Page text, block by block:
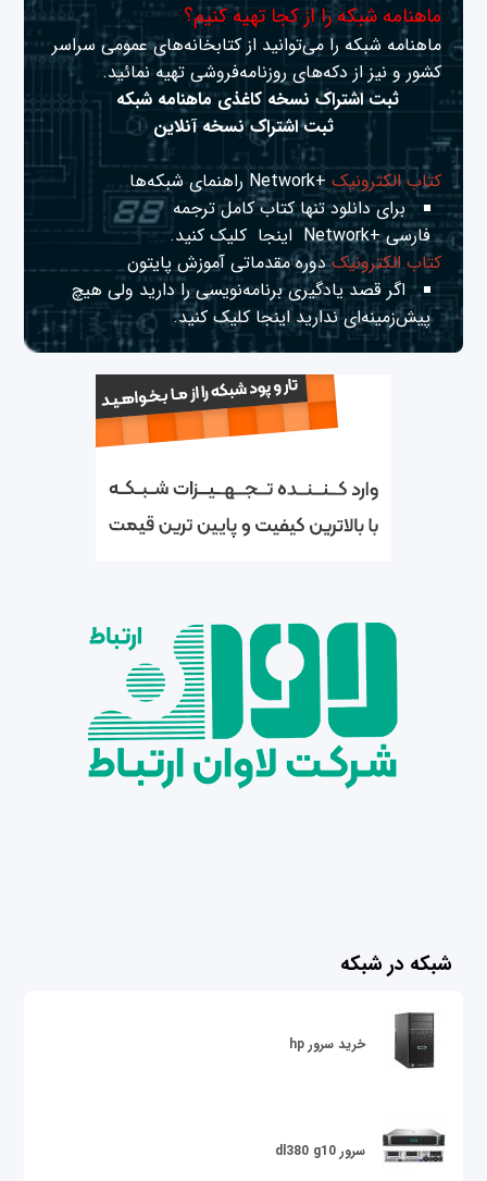
ماهنامه شبکه را از کجا تهیه کنیم؟
ماهنامه شبکه را می‌توانید از کتابخانه‌های عمومی سراسر
کشور و نیز از دکه‌های روزنامه‌فروشی تهیه نمائید.
ثبت اشتراک نسخه کاغذی ماهنامه شبکه
ثبت اشتراک نسخه آنلاین
کتاب الکترونیک+Network راهنمای شبکه‌ها
برای دانلود تنها کتاب کامل ترجمه
فارسی +Network
اینجا کلیک کنید.
کتاب الکترونیکدوره مقدماتی آموزش پایتون
اگر قصد یادگیری برنامه‌نویسی را دارید ولی هیچ
پیش‌زمینه‌ای نداریداینجا کلیک کنید.
شبکه در شبکه
خرید سرور hp
سرور dl380 g10